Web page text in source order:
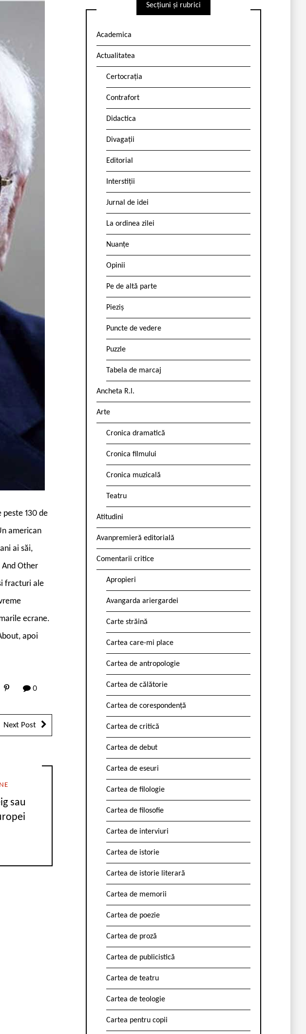
130 de
american
ai săi,
Other
fracturi ale
ecrane.
apoi
0
Next Post
sau
Secțiuni și rubrici
Academica
Actualitatea
Certocrația
Contrafort
Didactica
Divagații
Editorial
Interstiții
Jurnal de idei
La ordinea zilei
Nuanțe
Opinii
Pe de altă parte
Pieziș
Puncte de vedere
Puzzle
Tabela de marcaj
Ancheta R.l.
Arte
Cronica dramatică
Cronica filmului
Cronica muzicală
Teatru
Atitudini
Avanpremieră editorială
Comentarii critice
Apropieri
Avangarda ariergardei
Carte străină
Cartea care-mi place
Cartea de antropologie
Cartea de călătorie
Cartea de corespondență
Cartea de critică
Cartea de debut
Cartea de eseuri
Cartea de filologie
Cartea de filosofie
Cartea de interviuri
Cartea de istorie
Cartea de istorie literară
Cartea de memorii
Cartea de poezie
Cartea de proză
Cartea de publicistică
Cartea de teatru
Cartea de teologie
Cartea pentru copii